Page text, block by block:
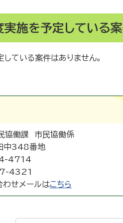
施を予定している
している案件はありません。
協働課 市民協働係
中348番地
4714
4321
わせメールはこちら